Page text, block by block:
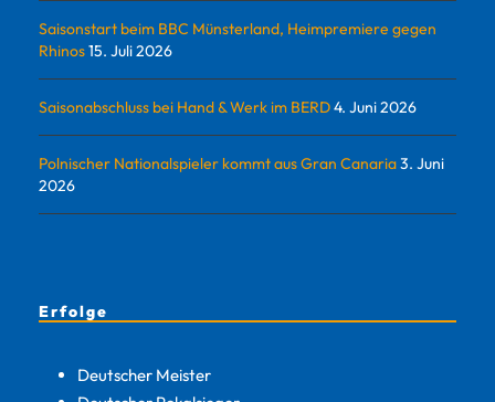
Saisonstart beim BBC Münsterland, Heimpremiere gegen
Rhinos15. Juli 2026
Saisonabschluss bei Hand & Werk im BERD4. Juni 2026
Polnischer Nationalspieler kommt aus Gran Canaria3. Juni
2026
Erfolge
Deutscher Meister